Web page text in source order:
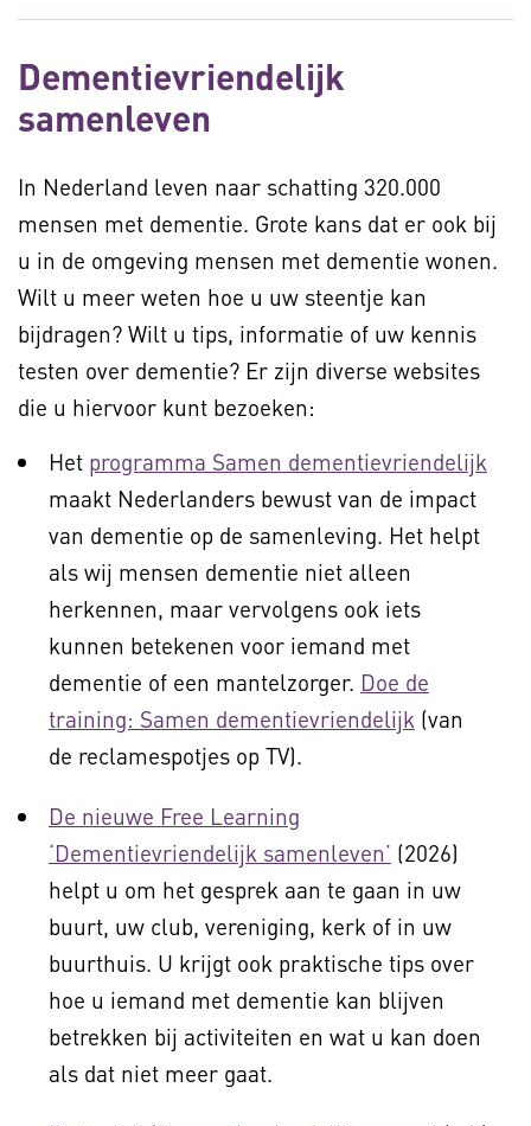
Dementievriendelijk
samenleven
In Nederland leven naar schatting 320.000
mensen met dementie. Grote kans dat er ook bij
u in de omgeving mensen met dementie wonen.
Wilt u meer weten hoe u uw steentje kan
bijdragen? Wilt u tips, informatie of uw kennis
testen over dementie? Er zijn diverse websites
die u hiervoor kunt bezoeken:
Het programma Samen dementievriendelijk
maakt Nederlanders bewust van de impact
van dementie op de samenleving. Het helpt
als wij mensen dementie niet alleen
herkennen, maar vervolgens ook iets
kunnen betekenen voor iemand met
dementie of een mantelzorger. Doe de
training: Samen dementievriendelijk (van
de reclamespotjes op TV).
De nieuwe Free Learning
‘Dementievriendelijk samenleven’ (2026)
helpt u om het gesprek aan te gaan in uw
buurt, uw club, vereniging, kerk of in uw
buurthuis. U krijgt ook praktische tips over
hoe u iemand met dementie kan blijven
betrekken bij activiteiten en wat u kan doen
als dat niet meer gaat.